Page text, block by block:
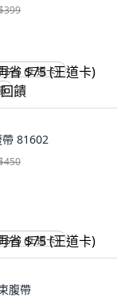
$75 (王道卡)
帶 81602
$75 (王道卡)
腹帶